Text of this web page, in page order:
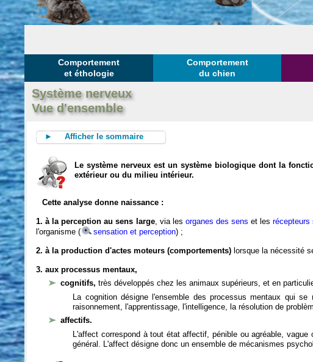
Comportement
et éthologie
Comportement
du chien
Système nerveux
Vue d'ensemble
► Afficher le sommaire
Le système nerveux est un système biologique dont la
extérieur ou du milieu intérieur.
Cette analyse donne naissance :
1. à la perception au sens large, via les organes des sens et les récepteurs
l'organisme (
sensation et perception) ;
2. à la production d'actes moteurs (comportements) lorsque la nécessité
3. aux processus mentaux,
cognitifs,très développés chez les animaux supérieurs, et en
La cognition désigne l'ensemble des processus mentaux qui
raisonnement, l'apprentissage, l'intelligence, la résolution de
affectifs.
L'affect correspond à tout état affectif, pénible ou agréable,
général. L'affect désigne donc un ensemble de mécanismes